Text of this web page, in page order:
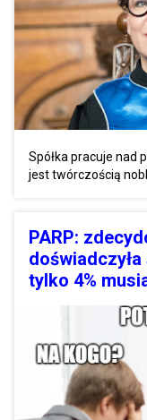
Spółka pracuje nad
jest twórczością
PARP:
tylko 4%